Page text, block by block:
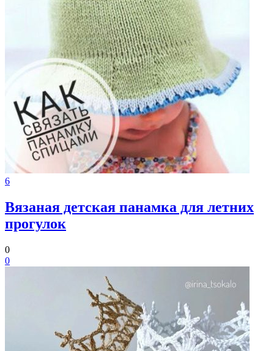
6
Вязаная детская панамка для летних
прогулок
0
0